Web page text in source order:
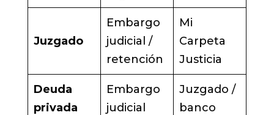
Juzgado
Embargo
judicial /
retención
Mi
Carpeta
Justicia
Deuda
privada
Embargo
judicial
Juzgado /
banco